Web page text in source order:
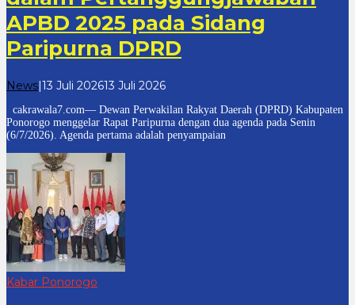
APBD 2025 pada Sidang
Paripurna DPRD
News|13 Juli 202613 Juli 2026oleh
7
cakrawala7.com— Dewan Perwakilan Rakyat Daerah (DPRD) Kabupaten
Ponorogo menggelar Rapat Paripurna dengan dua agenda pada Senin
(6/7/2026). Agenda pertama adalah penyampaian
Kabar Ponorogo